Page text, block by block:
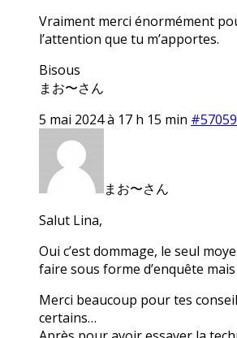
Vraiment merci énormément
l’attention que tu m’apportes.
Bisous
まお〜さん
5 mai 2024 à 17 h 15 min #57059
まお〜さん
Salut Lina,
Oui c’est dommage, le seul
faire sous forme d’enquête
Merci beaucoup pour tes
certains…